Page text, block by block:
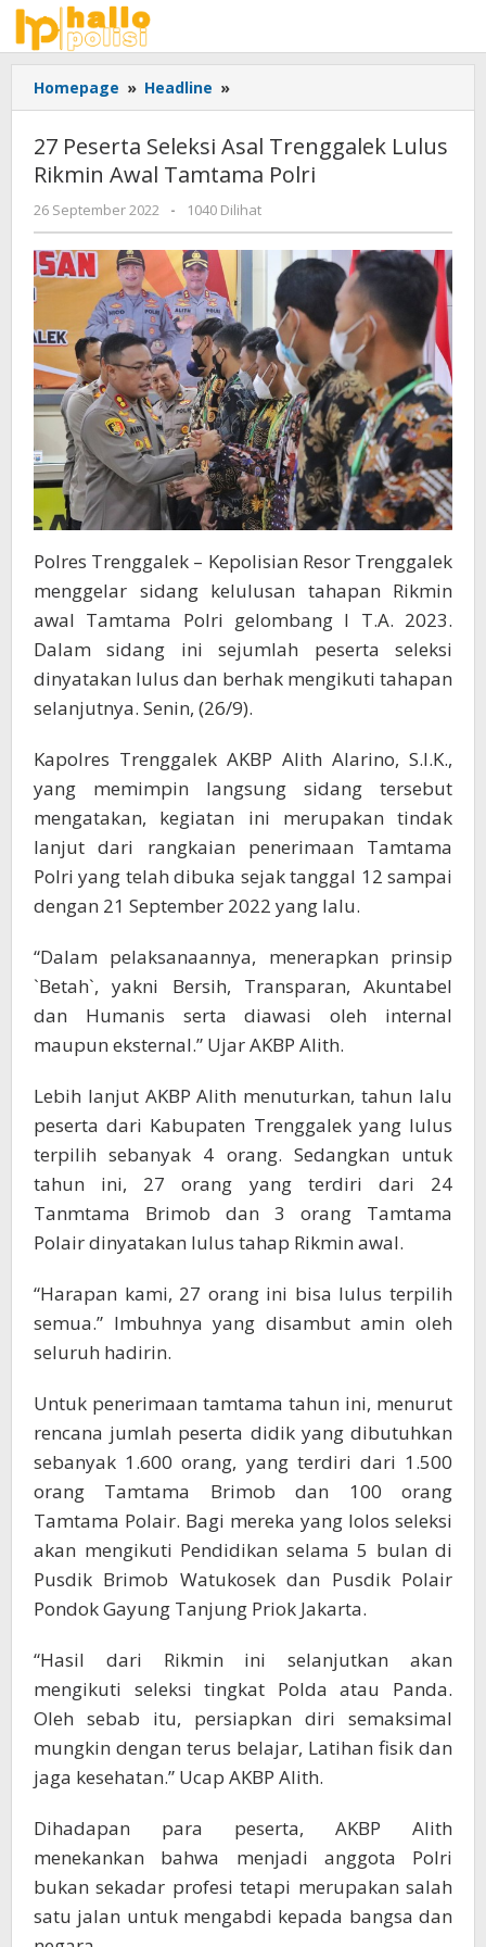
Lewati
konten
Homepage » Headline »
Peserta
Asal
Trenggalek
Lulus
Awal
Tamtama
Polri
27 Peserta Seleksi Asal Trenggalek Lulus
Rikmin Awal Tamtama Polri
26 September 2022
oleh
adminsatu
- 1040 Dilihat
Polres Trenggalek – Kepolisian Resor Trenggalek
menggelar sidang kelulusan tahapan Rikmin
awal Tamtama Polri gelombang I T.A. 2023.
Dalam sidang ini sejumlah peserta seleksi
dinyatakan lulus dan berhak mengikuti tahapan
selanjutnya. Senin, (26/9).
Kapolres Trenggalek AKBP Alith Alarino, S.I.K.,
yang memimpin langsung sidang tersebut
mengatakan, kegiatan ini merupakan tindak
lanjut dari rangkaian penerimaan Tamtama
Polri yang telah dibuka sejak tanggal 12 sampai
dengan 21 September 2022 yang lalu.
“Dalam pelaksanaannya, menerapkan prinsip
`Betah`, yakni Bersih, Transparan, Akuntabel
dan Humanis serta diawasi oleh internal
maupun eksternal.” Ujar AKBP Alith.
Lebih lanjut AKBP Alith menuturkan, tahun lalu
peserta dari Kabupaten Trenggalek yang lulus
terpilih sebanyak 4 orang. Sedangkan untuk
tahun ini, 27 orang yang terdiri dari 24
Tanmtama Brimob dan 3 orang Tamtama
Polair dinyatakan lulus tahap Rikmin awal.
“Harapan kami, 27 orang ini bisa lulus terpilih
semua.” Imbuhnya yang disambut amin oleh
seluruh hadirin.
Untuk penerimaan tamtama tahun ini, menurut
rencana jumlah peserta didik yang dibutuhkan
sebanyak 1.600 orang, yang terdiri dari 1.500
orang Tamtama Brimob dan 100 orang
Tamtama Polair. Bagi mereka yang lolos seleksi
akan mengikuti Pendidikan selama 5 bulan di
Pusdik Brimob Watukosek dan Pusdik Polair
Pondok Gayung Tanjung Priok Jakarta.
“Hasil dari Rikmin ini selanjutkan akan
mengikuti seleksi tingkat Polda atau Panda.
Oleh sebab itu, persiapkan diri semaksimal
mungkin dengan terus belajar, Latihan fisik dan
jaga kesehatan.” Ucap AKBP Alith.
Dihadapan para peserta, AKBP Alith
menekankan bahwa menjadi anggota Polri
bukan sekadar profesi tetapi merupakan salah
satu jalan untuk mengabdi kepada bangsa dan